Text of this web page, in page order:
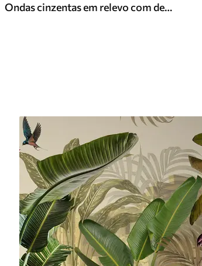
Ondas cinzentas em relevo com detalhes em amarelo